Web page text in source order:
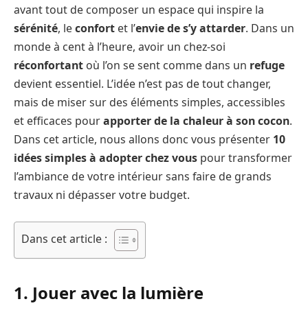
avant tout de composer un espace qui inspire la
sérénité, leconfort et l’envie de s’y attarder. Dans un
monde à cent à l’heure, avoir un chez-soi
réconfortant où l’on se sent comme dans un refuge
devient essentiel. L’idée n’est pas de tout changer,
mais de miser sur des éléments simples, accessibles
et efficaces pourapporter de la chaleur à son cocon.
Dans cet article, nous allons donc vous présenter 10
idées simples à adopter chez vous pour transformer
l’ambiance de votre intérieur sans faire de grands
travaux ni dépasser votre budget.
Dans cet article :
1. Jouer avec la lumière